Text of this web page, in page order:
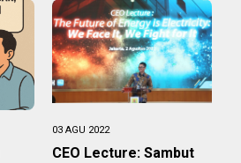
03 AGU 2022
CEO Lecture: Sambut